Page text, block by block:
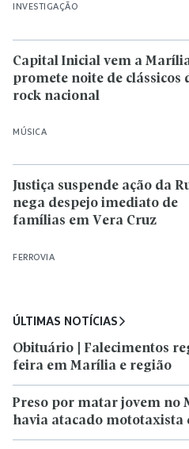
INVESTIGAÇÃO
MÚSICA
Capital Inicial vem a
promete noite de clássicos
rock nacional
FERROVIA
Justiça suspende ação da
nega despejo imediato de
famílias em Vera Cruz
ÚLTIMAS NOTÍCIAS
Obituário | Falecimentos
feira em Marília e região
Preso por matar jovem no
havia atacado mototaxista